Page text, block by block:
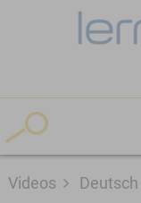
Videos
Deutsch